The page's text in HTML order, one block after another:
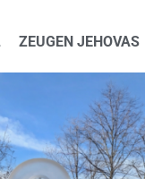
ZEUGEN JEHOVAS